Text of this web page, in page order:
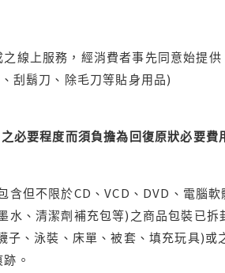
線上服務，經消費者事先同意始提
刮鬍刀、除毛刀等貼身用品)
必要程度而須負擔為回復原狀必要
但不限於CD、VCD、DVD、電腦
、清潔劑補充包等)之商品包裝已拆
、泳裝、床單、被套、填充玩具)
。